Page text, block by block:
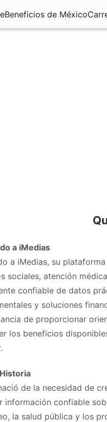
Beneficios de México
a iMedias
a iMedias, su
sociales, atención
confiable de datos
y soluciones
de proporcionar
los beneficios
de la necesidad de
información confiable
la salud pública y los